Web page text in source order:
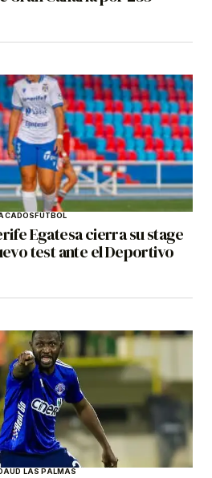
FÚTBOL
Egatesa cierra su stage
test ante el Deportivo
UD LAS PALMAS